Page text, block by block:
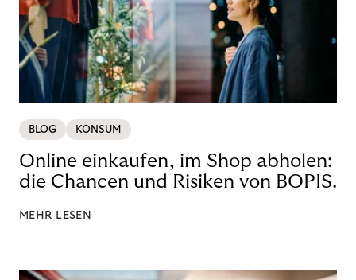
BLOG KONSUM
Online einkaufen, im Shop abholen:
die Chancen und Risiken von BOPIS.
MEHR LESEN